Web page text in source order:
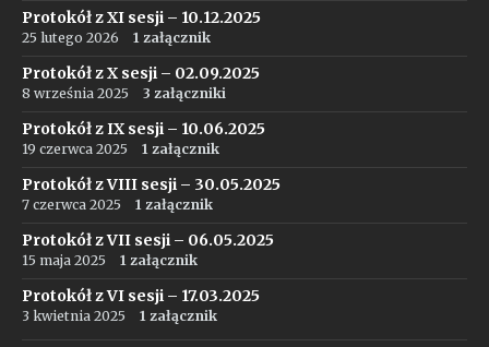
Protokół z XI sesji – 10.12.2025
25 lutego 2026 1 załącznik
Protokół z X sesji – 02.09.2025
8 września 2025 3 załączniki
Protokół z IX sesji – 10.06.2025
19 czerwca 2025 1 załącznik
Protokół z VIII sesji – 30.05.2025
7 czerwca 2025 1 załącznik
Protokół z VII sesji – 06.05.2025
15 maja 2025 1 załącznik
Protokół z VI sesji – 17.03.2025
3 kwietnia 2025 1 załącznik